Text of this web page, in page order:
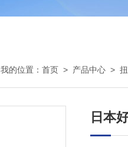
我的位置： 首页 > 产品中心 >
日本